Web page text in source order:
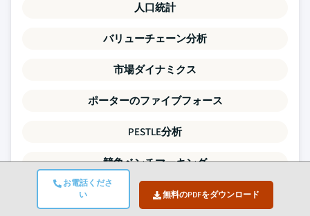
お電話くださ
い
無料のPDFをダウンロード
人口統計
バリューチェーン分析
市場ダイナミクス
ポーターのファイブフォース
PESTLE分析
競争ベンチマーキング
需給ギャップ分析